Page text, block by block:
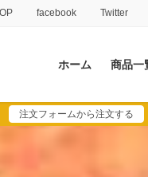
facebook Twitter
ホーム 商品一
注文フォームから注文する